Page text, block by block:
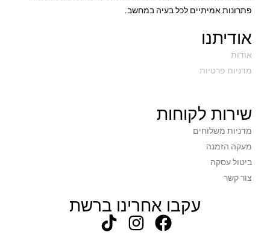
פתרונות אמיתיים לכל בעיה במחשב.
אודיתנו
אודות
מדניות פרטיות
שירות לקוחות
מדניות משלוחים
מעקה הזמנה
ביטול עסקה
צור קשר
עקבו אחרינו ברשת